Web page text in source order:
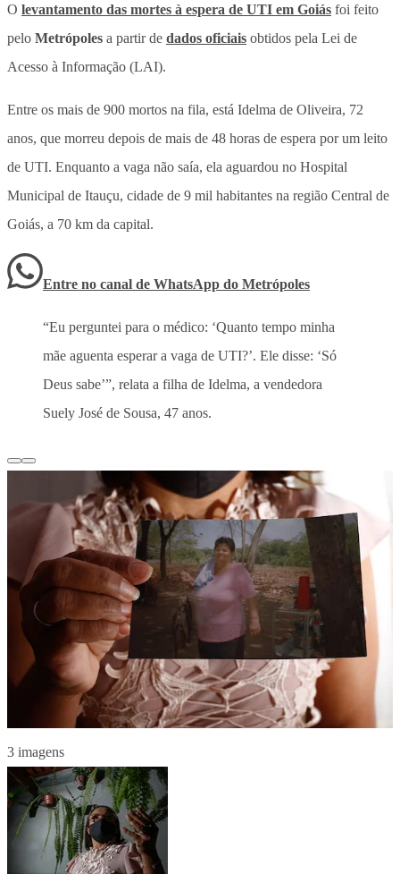
O levantamento das mortes à espera de UTI em Goiás foi feito
pelo Metrópoles a partir de dados oficiais obtidos pela Lei de
Acesso à Informação (LAI).
Entre os mais de 900 mortos na fila, está Idelma de Oliveira, 72
anos, que morreu depois de mais de 48 horas de espera por um leito
de UTI. Enquanto a vaga não saía, ela aguardou no Hospital
Municipal de Itauçu, cidade de 9 mil habitantes na região Central de
Goiás, a 70 km da capital.
Entre no canal de WhatsApp do Metrópoles
“Eu perguntei para o médico: ‘Quanto tempo minha
mãe aguenta esperar a vaga de UTI?’. Ele disse: ‘Só
Deus sabe’”, relata a filha de Idelma, a vendedora
Suely José de Sousa, 47 anos.
3 imagens